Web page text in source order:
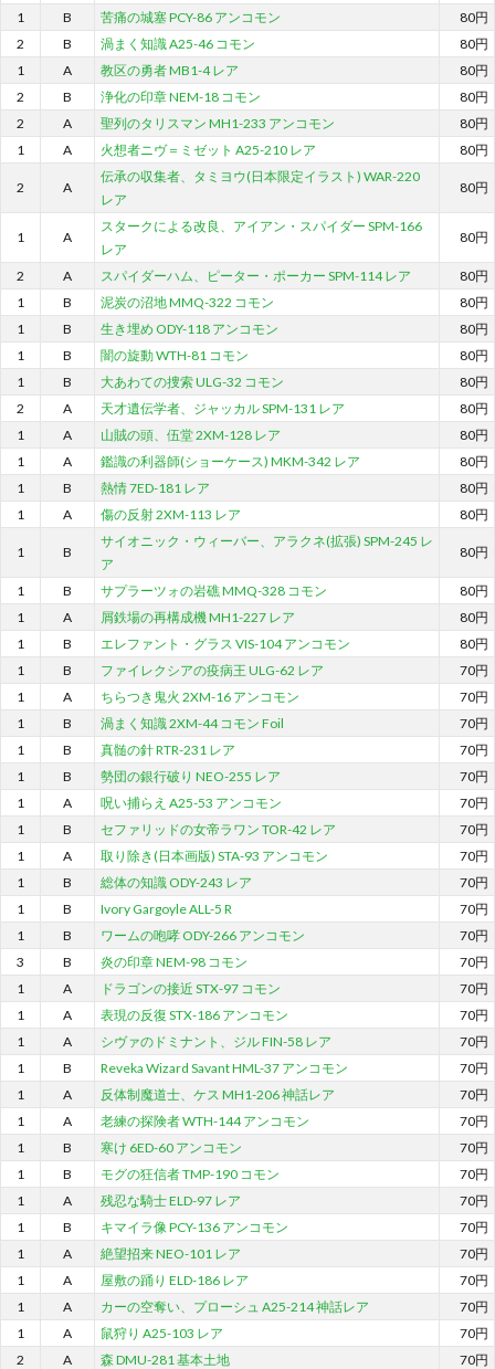
1
B 苦痛の城塞 PCY-86 アンコモン
80円
2
B 渦まく知識 A25-46 コモン
80円
1
A 教区の勇者 MB1-4 レア
80円
2
B 浄化の印章 NEM-18 コモン
80円
2
A 聖列のタリスマン MH1-233 アンコモン
80円
1
A 火想者ニヴ＝ミゼット A25-210 レア 80円
2 A
伝承の収集者、タミヨウ(日本限定イラスト) WAR-220
レア
80円
1 A
スタークによる改良、アイアン・スパイダー SPM-166
レア
80円
2 A スパイダーハム、ピーター・ポーカー SPM-114 レア
80円
1
B 泥炭の沼地 MMQ-322 コモン
80円
1
B 生き埋め ODY-118 アンコモン
80円
1
B 闇の旋動 WTH-81 コモン
80円
1
B 大あわての捜索 ULG-32 コモン
80円
2
A 天才遺伝学者、ジャッカル SPM-131 レア
80円
1
A 山賊の頭、伍堂 2XM-128 レア
80円
1
A 鑑識の利器師(ショーケース) MKM-342 レア
80円
1
B 熱情 7ED-181 レア
80円
1
A 傷の反射 2XM-113 レア 80円
1 B
サイオニック・ウィーバー、アラクネ(拡張) SPM-245 レ
ア
80円
1 B サプラーツォの岩礁 MMQ-328 コモン
80円
1
A 屑鉄場の再構成機 MH1-227 レア
80円
1
B エレファント・グラス VIS-104 アンコモン
80円
1
B ファイレクシアの疫病王 ULG-62 レア
70円
1
A ちらつき鬼火 2XM-16 アンコモン
70円
1
B 渦まく知識 2XM-44 コモン Foil
70円
1
B 真髄の針 RTR-231 レア
70円
1
B 勢団の銀行破り NEO-255 レア
70円
1
A 呪い捕らえ A25-53 アンコモン
70円
1
B セファリッドの女帝ラワン TOR-42 レア
70円
1
A 取り除き(日本画版) STA-93 アンコモン
70円
1
B 総体の知識 ODY-243 レア
70円
1
B Ivory Gargoyle ALL-5 R
70円
1
B ワームの咆哮 ODY-266 アンコモン
70円
3
B 炎の印章 NEM-98 コモン
70円
1
A ドラゴンの接近 STX-97 コモン
70円
1
A 表現の反復 STX-186 アンコモン
70円
1
A シヴァのドミナント、ジル FIN-58 レア
70円
1
B Reveka Wizard Savant HML-37 アンコモン
70円
1
A 反体制魔道士、ケス MH1-206 神話レア
70円
1
A 老練の探険者 WTH-144 アンコモン
70円
1
B 寒け 6ED-60 アンコモン
70円
1
B モグの狂信者 TMP-190 コモン
70円
1
A 残忍な騎士 ELD-97 レア
70円
1
B キマイラ像 PCY-136 アンコモン
70円
1
A 絶望招来 NEO-101 レア
70円
1
A 屋敷の踊り ELD-186 レア
70円
1
A カーの空奪い、プローシュ A25-214 神話レア
70円
1
A 鼠狩り A25-103 レア
70円
2
A 森 DMU-281 基本土地
70円